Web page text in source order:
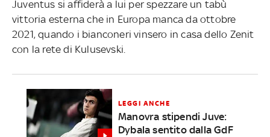
Juventus si affiderà a lui per spezzare un tabù
vittoria esterna che in Europa manca da ottobre
2021, quando i bianconeri vinsero in casa dello Zenit
con la rete di Kulusevski.
LEGGI ANCHE
Manovra stipendi Juve:
Dybala sentito dalla GdF